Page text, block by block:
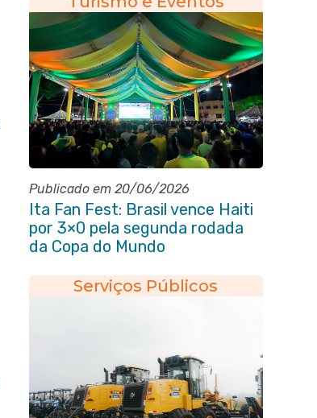
Publicado em 20/06/2026
Ita Fan Fest: Brasil vence Haiti
por 3×0 pela segunda rodada
da Copa do Mundo
Serviços Públicos